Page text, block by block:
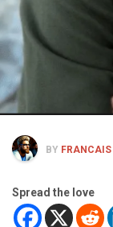
BY
Spread the love